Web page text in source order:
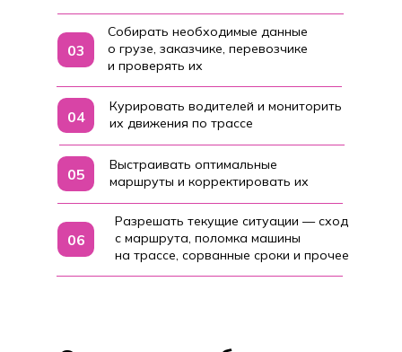
Собирать необходимые данные
о грузе, заказчике, перевозчике
и проверять их
03
Курировать водителей и мониторить
их движения по трассе
Выстраивать оптимальные
маршруты и корректировать их
Разрешать текущие ситуации — сход
с маршрута, поломка машины
на трассе, сорванные сроки и прочее
04
05
06